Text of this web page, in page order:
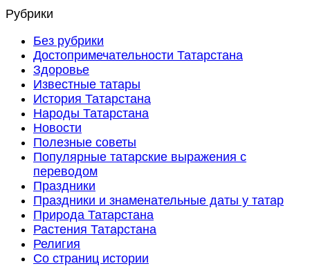
Рубрики
Без рубрики
Достопримечательности Татарстана
Здоровье
Известные татары
История Татарстана
Народы Татарстана
Новости
Полезные советы
Популярные татарские выражения с
переводом
Праздники
Праздники и знаменательные даты у татар
Природа Татарстана
Растения Татарстана
Религия
Со страниц истории